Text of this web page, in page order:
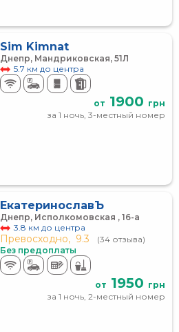
Sim Kimnat
Днепр, Мандриковская, 51Л
5.7 км до центра
от 1900 грн
за 1 ночь, 3-местный номер
ЕкатеринославЪ
Днепр, Исполкомовская , 16-а
3.8 км до центра
Превосходно, 9.3
(34 отзыва)
Без предоплаты
от 1950 грн
за 1 ночь, 2-местный номер